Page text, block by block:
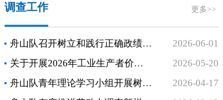
调查工作 更多>>
舟山队召开树立和践行正确政绩观学习教育正反面典型案例专题学习会
2026-06-01
关于开展2026年工业生产者价格调查基层基础工作和数据质量检查的通知
2026-05-20
舟山队青年理论学习小组开展树立和践行正确政绩观专题学习
2026-04-17